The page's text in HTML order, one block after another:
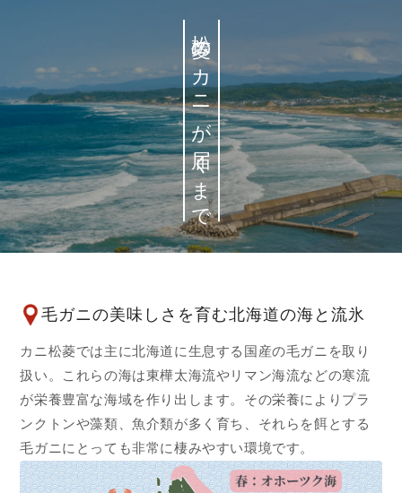
松菱のカニが届くまで
毛ガニの美味しさを育む北海道の海と流氷
カニ松菱では主に北海道に生息する国産の毛ガニを取り
扱い。これらの海は東樺太海流やリマン海流などの寒流
が栄養豊富な海域を作り出します。その栄養によりプラ
ンクトンや藻類、魚介類が多く育ち、それらを餌とする
毛ガニにとっても非常に棲みやすい環境です。